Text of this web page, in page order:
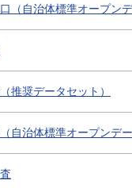
（自治体標準オープンデ
推奨データセット）
自治体標準オープンデー